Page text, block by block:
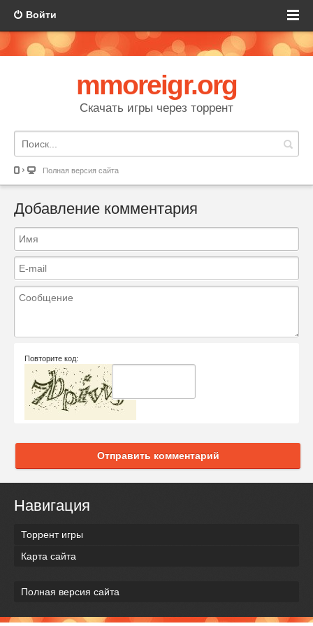
Войти
mmoreigr.org
Скачать игры через торрент
Полная версия сайта
Добавление комментария
Повторите код:
Отправить комментарий
Навигация
Торрент игры
Карта сайта
Полная версия сайта